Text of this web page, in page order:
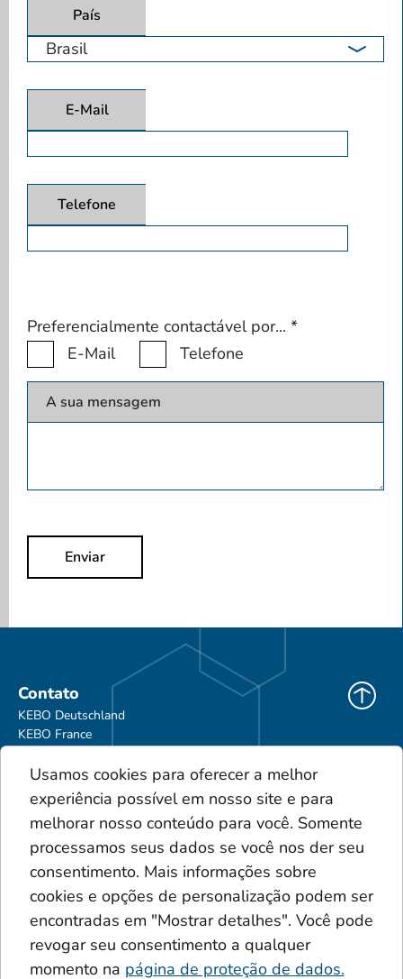
País
E-Mail
Telefone
Preferencialmente contactável por... *
E-Mail
Telefone
A sua mensagem
Enviar
Contato
KEBO Deutschland
KEBO France
Downloads
CGV
Portfólio de produtos
Glossário
Acúmulos
Ácidos
Sinnersche Kreis
Usamos cookies para oferecer a melhor
experiência possível em nosso site e para
melhorar nosso conteúdo para você. Somente
processamos seus dados se você nos der seu
consentimento. Mais informações sobre
cookies e opções de personalização podem ser
encontradas em "Mostrar detalhes". Você pode
revogar seu consentimento a qualquer
momento na página de proteção de dados.